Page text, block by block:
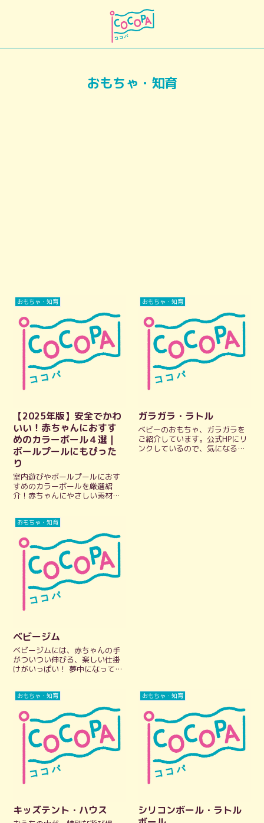
おもちゃ・知育
おもちゃ・知育
【2025年版】安全でかわ
いい！赤ちゃんにおすす
めのカラーボール４選｜
ボールプールにもぴった
り
室内遊びやボールプールにおす
すめのカラーボールを厳選紹
介！赤ちゃんにやさしい素材や
較しながら選び方もわかりやす
おもちゃ・知育
ガラガラ・ラトル
ベビーのおもちゃ、ガラガラを
ご紹介しています。公式HPにリ
ンクしているので、気になるデ
おもちゃ・知育
ベビージム
ベビージムには、赤ちゃんの手
がついつい伸びる、楽しい仕掛
けがいっぱい！ 夢中になってい
ると育児が少しラクになります
し、いいこといっぱい！公式HP
にリンクしているので、デザイ
ンや使い方な...
おもちゃ・知育
キッズテント・ハウス
おもちゃ・知育
シリコンボール・ラトル